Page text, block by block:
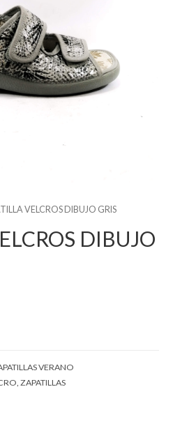
VELCROS DIBUJO GRIS
DIBUJO
VERANO
ZAPATILLAS